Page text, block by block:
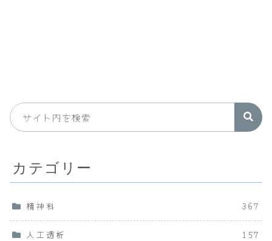
カテゴリー
精神科 367
人工透析 157